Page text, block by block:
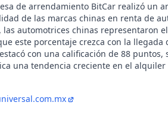
de arrendamiento BitCar realizó un
de las marcas chinas en renta de
las automotrices chinas representaron
este porcentaje crezca con la llegada
con una calificación de 88 puntos,
una tendencia creciente en el